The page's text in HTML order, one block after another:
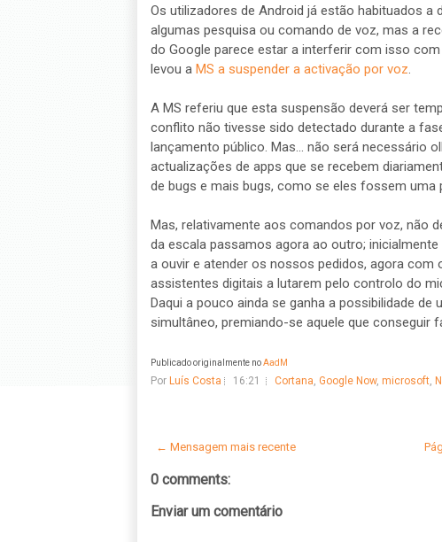
Os utilizadores de Android já estão habituados a
algumas pesquisa ou comando de voz, mas a
do Google parece estar a interferir com isso
levou a MS a suspender a activação por voz.
A MS referiu que esta suspensão deverá ser
conflito não tivesse sido detectado durante a
lançamento público. Mas... não será necessário
actualizações de apps que se recebem
de bugs e mais bugs, como se eles fossem uma
Mas, relativamente aos comandos por voz, não
da escala passamos agora ao outro;
a ouvir e atender os nossos pedidos, agora com
assistentes digitais a lutarem pelo controlo do
Daqui a pouco ainda se ganha a possibilidade
simultâneo, premiando-se aquele que conseguir
Publicado originalmente noAadM
Por Luís Costa 16:21 Cortana, Google Now, microsoft,
← Mensagem mais recente
0 comments:
Enviar um comentário